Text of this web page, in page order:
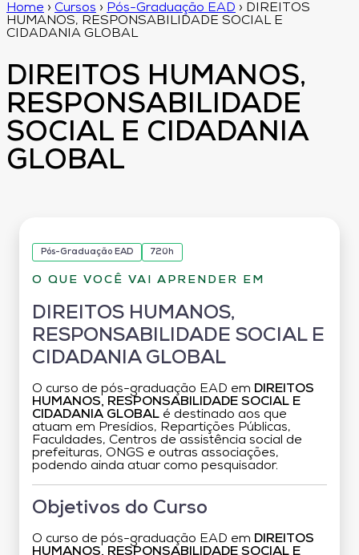
Home › Cursos › Pós-Graduação EAD › DIREITOS
HUMANOS, RESPONSABILIDADE SOCIAL E
CIDADANIA GLOBAL
DIREITOS HUMANOS,
RESPONSABILIDADE
SOCIAL E CIDADANIA
GLOBAL
Pós-Graduação EAD 720h
O QUE VOCÊ VAI APRENDER EM
DIREITOS HUMANOS,
RESPONSABILIDADE SOCIAL E
CIDADANIA GLOBAL
O curso de pós-graduação EAD em DIREITOS
HUMANOS, RESPONSABILIDADE SOCIAL E
CIDADANIA GLOBAL é destinado aos que
atuam em Presídios, Repartições Públicas,
Faculdades, Centros de assistência social de
prefeituras, ONGS e outras associações,
podendo ainda atuar como pesquisador.
Objetivos do Curso
O curso de pós-graduação EAD em DIREITOS
HUMANOS, RESPONSABILIDADE SOCIAL E